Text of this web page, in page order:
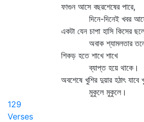
ফাগুন আসে বছরশেষের পারে,
দিনে-দিনেই খবর আসে
একটা যেন চাপা হাসি কিসের
অবাক শ্যামলতার
শিকড় হতে শাখে শাখে
ব্যাপ্ত হয়ে থাকে।
অবশেষে খুশির দুয়ার হঠাৎ যাবে
মুকুলে মুকুলে।
129
Verses